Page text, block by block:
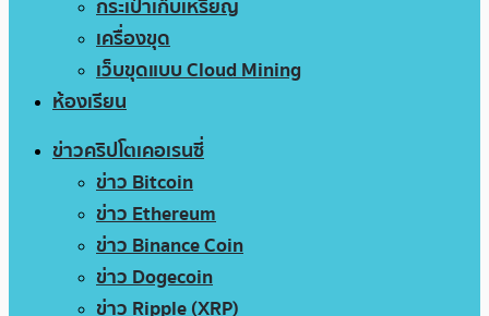
กระเป๋าเก็บเหรียญ
เครื่องขุด
เว็บขุดแบบ Cloud Mining
ห้องเรียน
ข่าวคริปโตเคอเรนซี่
ข่าว Bitcoin
ข่าว Ethereum
ข่าว Binance Coin
ข่าว Dogecoin
ข่าว Ripple (XRP)